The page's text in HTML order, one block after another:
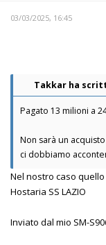
03/03/2025, 16:45
Takkar ha
Pagato 13 milioni a
Non sarà un
ci dobbiamo
Nel nostro caso
Hostaria SS LAZIO
Inviato dal mio SM-